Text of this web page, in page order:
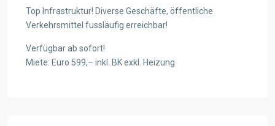
Top Infrastruktur! Diverse Geschäfte, öffentliche
Verkehrsmittel fussläufig erreichbar!
Verfügbar ab sofort!
Miete: Euro 599,– inkl. BK exkl. Heizung